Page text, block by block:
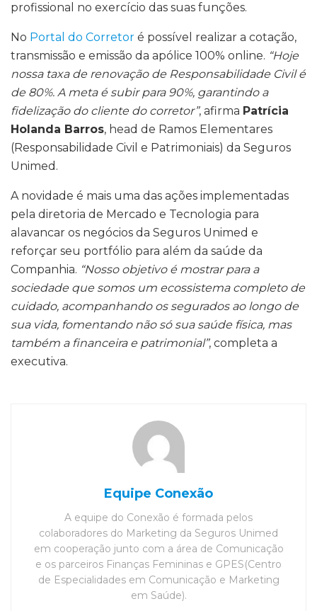
profissional no exercício das suas funções.
No Portal do Corretor é possível realizar a cotação,
transmissão e emissão da apólice 100% online. “Hoje
nossa taxa de renovação de Responsabilidade Civil é
de 80%. A meta é subir para 90%, garantindo a
fidelização do cliente do corretor”, afirma Patrícia
Holanda Barros, head de Ramos Elementares
(Responsabilidade Civil e Patrimoniais) da Seguros
Unimed.
A novidade é mais uma das ações implementadas
pela diretoria de Mercado e Tecnologia para
alavancar os negócios da Seguros Unimed e
reforçar seu portfólio para além da saúde da
Companhia. “Nosso objetivo é mostrar para a
sociedade que somos um ecossistema completo de
cuidado, acompanhando os segurados ao longo de
sua vida, fomentando não só sua saúde física, mas
também a financeira e patrimonial”, completa a
executiva.
Equipe Conexão
A equipe do Conexão é formada pelos
colaboradores do Marketing da Seguros Unimed
em cooperação junto com a área de Comunicação
e os parceiros Finanças Femininas e GPES(Centro
de Especialidades em Comunicação e Marketing
em Saúde).